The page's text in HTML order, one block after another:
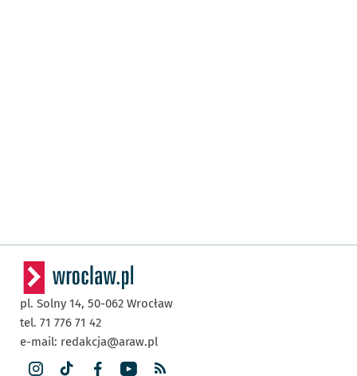
pl. Solny 14, 50-062 Wrocław
tel. 71 776 71 42
e-mail: redakcja@araw.pl